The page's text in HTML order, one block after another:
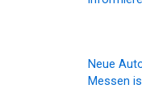
Neue
Messen